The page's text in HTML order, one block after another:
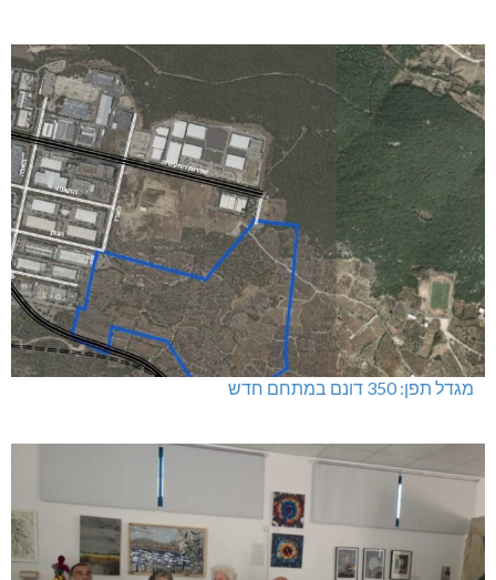
מגדל תפן: 350 דונם במתחם חדש